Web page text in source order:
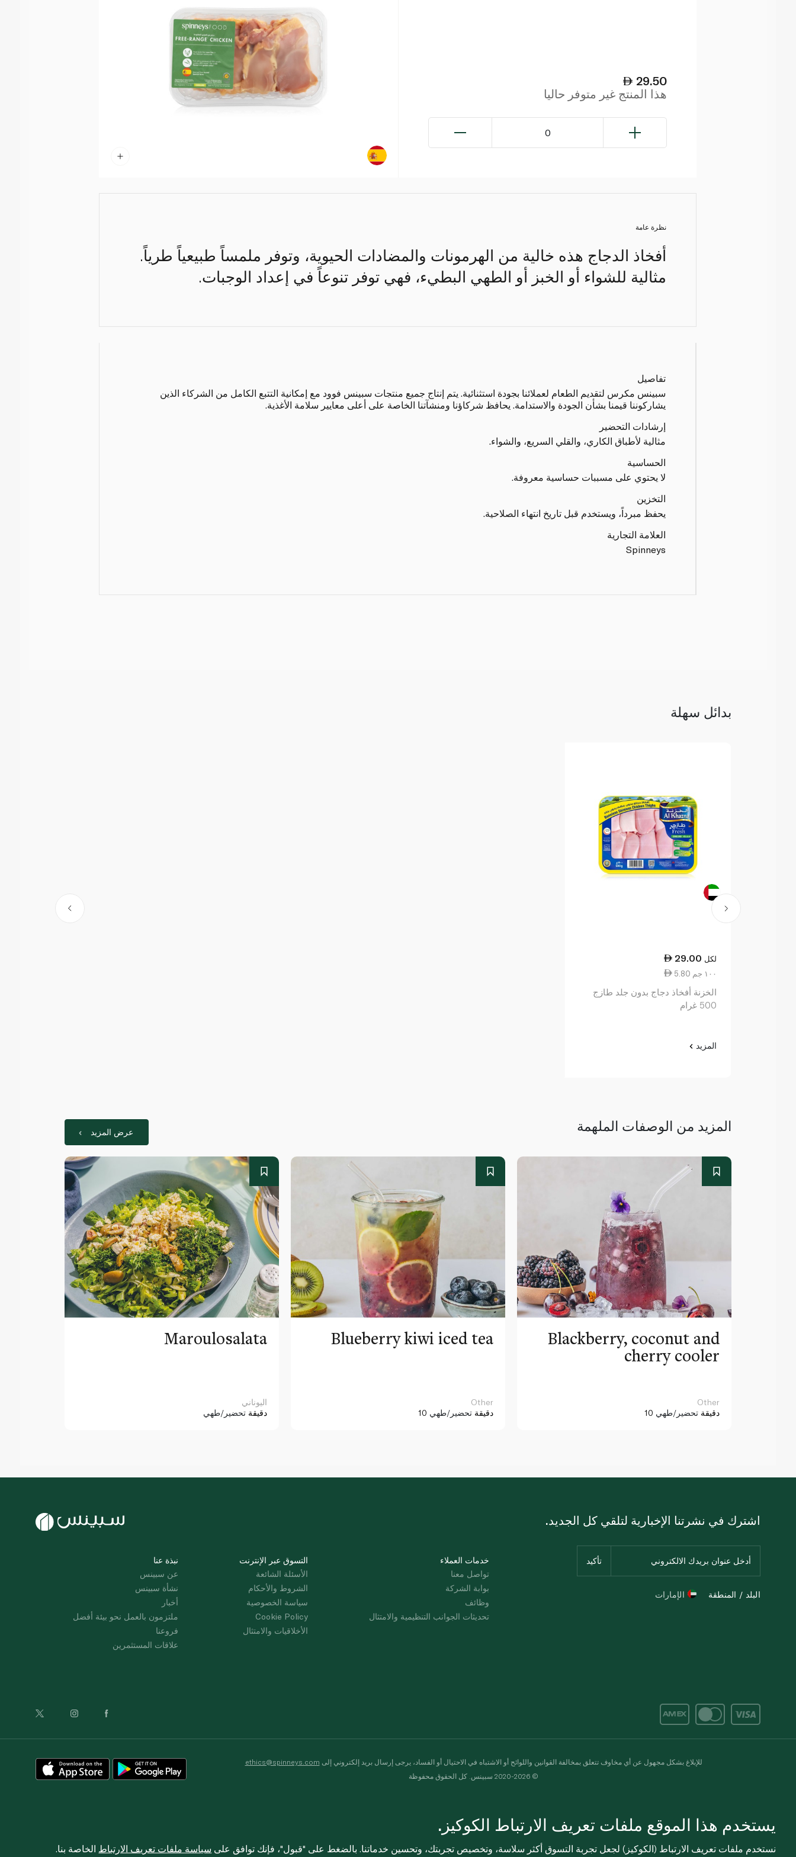
29.50
هذا المنتج غير متوفر حاليا
0
نظرة عامة
أفخاذ الدجاج هذه خالية من الهرمونات والمضادات الحيوية، وتوفر ملمساً طبيعياً طرياً.
مثالية للشواء أو الخبز أو الطهي البطيء، فهي توفر تنوعاً في إعداد الوجبات.
تفاصيل
سبينس مكرس لتقديم الطعام لعملائنا بجودة استثنائية. يتم إنتاج جميع منتجات سبينس فوود مع إمكانية التتبع الكامل من الشركاء الذين
يشاركوننا قيمنا بشأن الجودة والاستدامة. يحافظ شركاؤنا ومنشآتنا الخاصة على أعلى معايير سلامة الأغذية.
إرشادات التحضير
مثالية لأطباق الكاري، والقلي السريع، والشواء.
الحساسية
لا يحتوي على مسببات حساسية معروفة.
التخزين
يحفظ مبرداً، ويستخدم قبل تاريخ انتهاء الصلاحية.
العلامة التجارية
Spinneys
بدائل سهلة
29.00 لكل
5.80 ١٠٠ جم
الخزنة أفخاذ دجاج بدون جلد طازج
500 غرام
المزيد
المزيد من الوصفات الملهمة عرض المزيد
Maroulosalata
اليوناني
دقيقة تحضير/طهي
Blueberry kiwi iced tea
Other
10 دقيقة تحضير/طهي
Blackberry, coconut and
cherry cooler
Other
10 دقيقة تحضير/طهي
نبذة عنا
عن سبينس
نشأة سبينس
أخبار
ملتزمون بالعمل نحو بيئة أفضل
فروعنا
علاقات المستثمرين
التسوق عبر الإنترنت
الأسئلة الشائعة
الشروط والأحكام
سياسة الخصوصية
Cookie Policy
الأخلاقيات والامتثال
خدمات العملاء
تواصل معنا
بوابة الشركة
وظائف
تحديثات الجوانب التنظيمية والامتثال
اشترك في نشرتنا الإخبارية لتلقي كل الجديد.
البلد / المنطقة الإمارات
للإبلاغ بشكل مجهول عن أي مخاوف تتعلق بمخالفة القوانين واللوائح أو الاشتباه في الاحتيال أو الفساد، يرجى إرسال بريد إلكتروني إلى ethics@spinneys.com
© 2020-2026 سبينس. كل الحقوق محفوظة
يستخدم هذا الموقع ملفات تعريف الارتباط الكوكيز.
نستخدم ملفات تعريف الارتباط (الكوكيز) لجعل تجربة التسوق أكثر سلاسة، وتخصيص تجربتك، وتحسين خدماتنا. بالضغط على "قبول"، فإنك توافق على سياسة ملفات تعريف الارتباط الخاصة بنا.